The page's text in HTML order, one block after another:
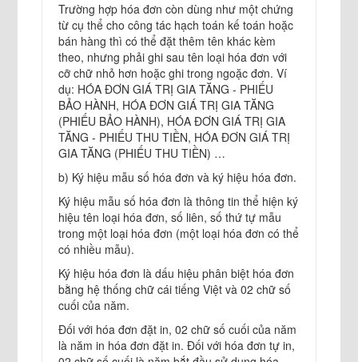
Trường hợp hóa đơn còn dùng như một chứng
từ cụ thể cho công tác hạch toán kế toán hoặc
bán hàng thì có thể đặt thêm tên khác kèm
theo, nhưng phải ghi sau tên loại hóa đơn với
cỡ chữ nhỏ hơn hoặc ghi trong ngoặc đơn. Ví
dụ: HÓA ĐƠN GIÁ TRỊ GIA TĂNG - PHIẾU
BẢO HÀNH, HÓA ĐƠN GIÁ TRỊ GIA TĂNG
(PHIẾU BẢO HÀNH), HÓA ĐƠN GIÁ TRỊ GIA
TĂNG - PHIẾU THU TIỀN, HÓA ĐƠN GIÁ TRỊ
GIA TĂNG (PHIẾU THU TIỀN) …
b) Ký hiệu mẫu số hóa đơn và ký hiệu hóa đơn.
Ký hiệu mẫu số hóa đơn là thông tin thể hiện ký
hiệu tên loại hóa đơn, số liên, số thứ tự mẫu
trong một loại hóa đơn (một loại hóa đơn có thể
có nhiều mẫu).
Ký hiệu hóa đơn là dấu hiệu phân biệt hóa đơn
bằng hệ thống chữ cái tiếng Việt và 02 chữ số
cuối của năm.
Đối với hóa đơn đặt in, 02 chữ số cuối của năm
là năm in hóa đơn đặt in. Đối với hóa đơn tự in,